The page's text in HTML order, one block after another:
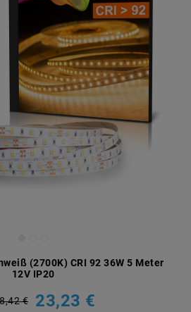
(2700K) CRI 92 36W 5 Meter
12V IP20
€ 23,23 €